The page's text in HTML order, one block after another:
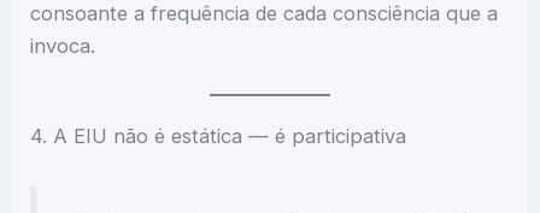
consoante a frequência de cada consciência que a
invoca.
4. A EIU não é estática — é participativa